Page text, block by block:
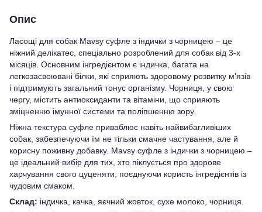
Опис
Ласощі для собак Mavsy суфле з індички з чорницею – це
ніжний делікатес, спеціально розроблений для собак від 3-х
місяців. Основним інгредієнтом є індичка, багата на
легкозасвоювані білки, які сприяють здоровому розвитку м'язів
і підтримують загальний тонус організму. Чорниця, у свою
чергу, містить антиоксиданти та вітаміни, що сприяють
зміцненню імунної системи та поліпшенню зору.
Ніжна текстура суфле приваблює навіть найвибагливіших
собак, забезпечуючи їм не тільки смачне частування, але й
корисну поживну добавку. Mavsy суфле з індички з чорницею –
це ідеальний вибір для тих, хто піклується про здорове
харчування свого цуценяти, поєднуючи користь інгредієнтів із
чудовим смаком.
Склад: індичка, качка, яєчний жовток, сухе молоко, чорниця.